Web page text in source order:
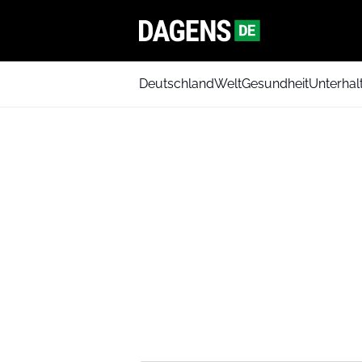
DeutschlandWeltGesundheit